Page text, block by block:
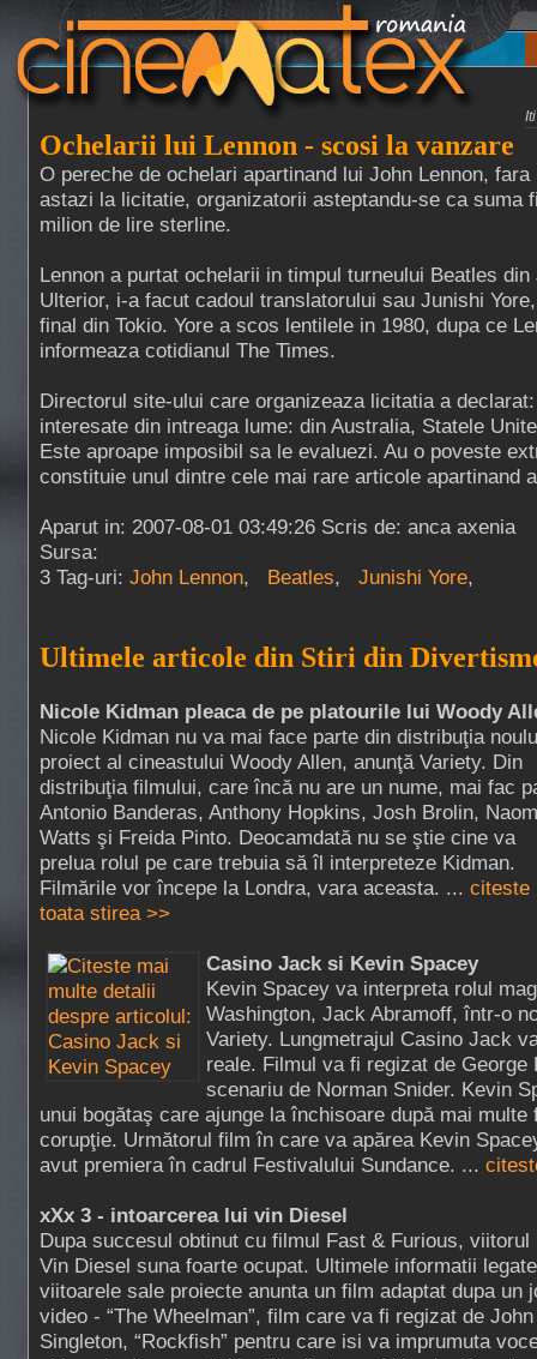
Ochelarii lui Lennon - scosi la vanzare
O pereche de ochelari apartinand lui John Lennon,
astazi la licitatie, organizatorii asteptandu-se ca suma
milion de lire sterline.
Lennon a purtat ochelarii in timpul turneului Beatles din
Ulterior, i-a facut cadoul translatorului sau Junishi
final din Tokio. Yore a scos lentilele in 1980, dupa ce
informeaza cotidianul The Times.
Directorul site-ului care organizeaza licitatia a declarat:
interesate din intreaga lume: din Australia, Statele
Este aproape imposibil sa le evaluezi. Au o poveste
constituie unul dintre cele mai rare articole apartinand
Aparut in: 2007-08-01 03:49:26 Scris de: anca axenia
Sursa:
3 Tag-uri: John Lennon, Beatles, Junishi Yore,
Ultimele articole din Stiri din
Nicole Kidman pleaca de pe platourile lui Woody
Nicole Kidman nu va mai face parte din distribuţia
proiect al cineastului Woody Allen, anunţă Variety. Din
distribuţia filmului, care încă nu are un nume, mai fac
Antonio Banderas, Anthony Hopkins, Josh Brolin,
Watts şi Freida Pinto. Deocamdată nu se ştie cine va
prelua rolul pe care trebuia să îl interpreteze Kidman.
Filmările vor începe la Londra, vara aceasta. ... citeste
toata stirea >>
Casino Jack si Kevin Spacey
Kevin Spacey va interpreta rolul
Washington, Jack Abramoff, într-o
Variety. Lungmetrajul Casino Jack
reale. Filmul va fi regizat de George
scenariu de Norman Snider. Kevin
unui bogătaş care ajunge la închisoare după mai multe
corupţie. Următorul film în care va apărea Kevin
avut premiera în cadrul Festivalului Sundance. ...
xXx 3 - intoarcerea lui vin Diesel
Dupa succesul obtinut cu filmul Fast & Furious, viitorul
Vin Diesel suna foarte ocupat. Ultimele informatii
viitoarele sale proiecte anunta un film adaptat dupa un
video - “The Wheelman”, film care va fi regizat de John
Singleton, “Rockfish” pentru care isi va imprumuta